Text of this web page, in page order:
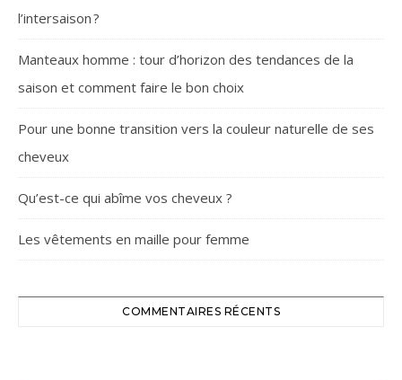
l’intersaison ? ‎
Manteaux homme : tour d’horizon des tendances de la
saison et comment faire le bon choix
Pour une bonne transition vers la couleur naturelle de ses
cheveux
Qu’est-ce qui abîme vos cheveux ?
Les vêtements en maille pour femme
COMMENTAIRES RÉCENTS